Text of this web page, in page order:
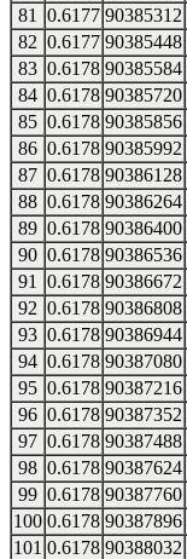
81
0.6177 90385312
82 0.6177 90385448
83 0.6178 90385584
84 0.6178 90385720
85 0.6178 90385856
86 0.6178 90385992
87 0.6178 90386128
88 0.6178 90386264
89 0.6178 90386400
90 0.6178 90386536
91
0.6178 90386672
92 0.6178 90386808
93 0.6178 90386944
94 0.6178 90387080
95 0.6178 90387216
96 0.6178 90387352
97 0.6178 90387488
98 0.6178 90387624
99 0.6178 90387760
100 0.6178 90387896
101 0.6178 90388032